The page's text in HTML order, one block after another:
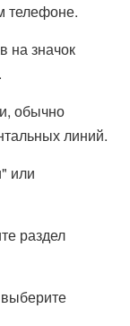
телефоне.
на значок
обычно
линий.
или
раздел